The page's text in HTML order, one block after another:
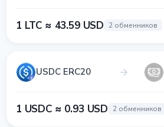
1 LTC ≈ 43.59 USD 2 обменников
USDC ERC20
1 USDC ≈ 0.93 USD 2 обменников